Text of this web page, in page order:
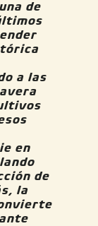
de
a las
en
de
la